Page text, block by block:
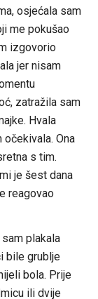
osjećala sam
me pokušao
izgovorio
jer nisam
zatražila sam
Hvala
očekivala. Ona
s tim.
je šest dana
reagovao
plakala
bile grublje
bola. Prije
ili dvije